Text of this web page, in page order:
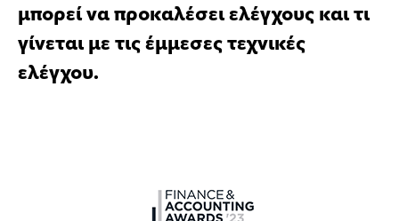
μπορεί να προκαλέσει ελέγχους και τι
γίνεται με τις έμμεσες τεχνικές
ελέγχου.